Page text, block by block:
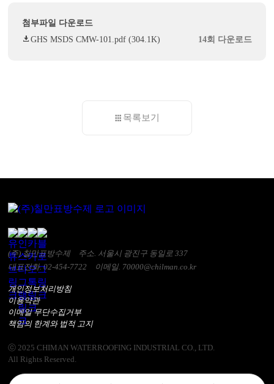
첨부파일 다운로드
GHS MSDS CMW-101.pdf (304.1K)
14회 다운로드
목록보기
(주) 칠만표방수제
주소. 서울시 광진구 동일로 337
대표전화. 02-454-7722
이메일. 70000@chilman.co.kr
개인정보처리방침
이용약관
이메일 무단수집거부
책임의 한계와 법적 고지
ⓒ 2025 CHIMAN WATERROOFING INDUSTRIAL CO., LTD.
All Rights Reserved.